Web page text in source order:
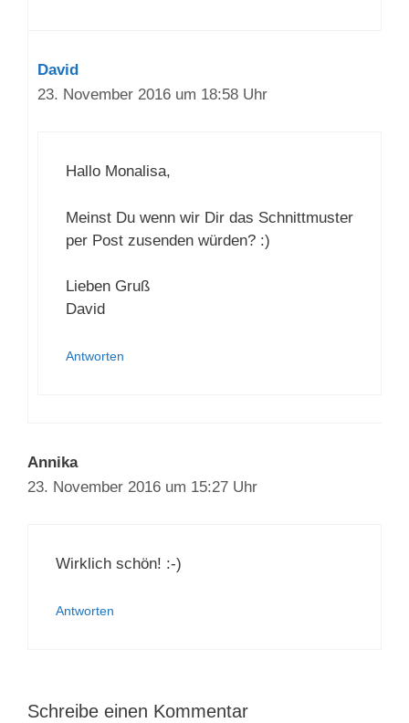
David
23. November 2016 um 18:58 Uhr
Hallo Monalisa,
Meinst Du wenn wir Dir das Schnittmuster
per Post zusenden würden? :)
Lieben Gruß
David
Antworten
Annika
23. November 2016 um 15:27 Uhr
Wirklich schön! :-)
Antworten
Schreibe einen Kommentar